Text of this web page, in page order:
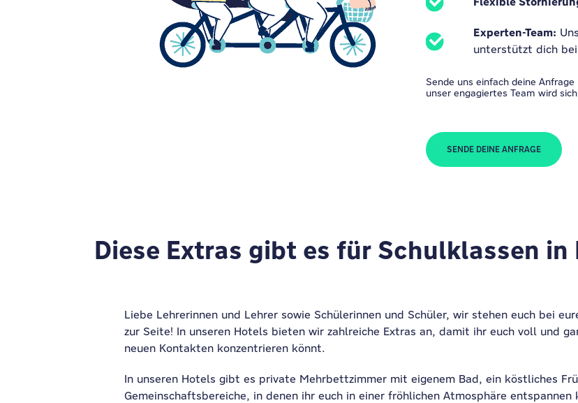
Experten-Team:
unterstützt dich
Sende uns einfach deine
unser engagiertes Team wird
SENDE DEINE ANFRAGE
Diese Extras gibt es für Schulklassen in
Liebe Lehrerinnen und Lehrer sowie Schülerinnen und Schüler, wir stehen euch bei
zur Seite! In unseren Hotels bieten wir zahlreiche Extras an, damit ihr euch voll und
neuen Kontakten konzentrieren könnt.
In unseren Hotels gibt es private Mehrbettzimmer mit eigenem Bad, ein köstliches
Gemeinschaftsbereiche, in denen ihr euch in einer fröhlichen Atmosphäre